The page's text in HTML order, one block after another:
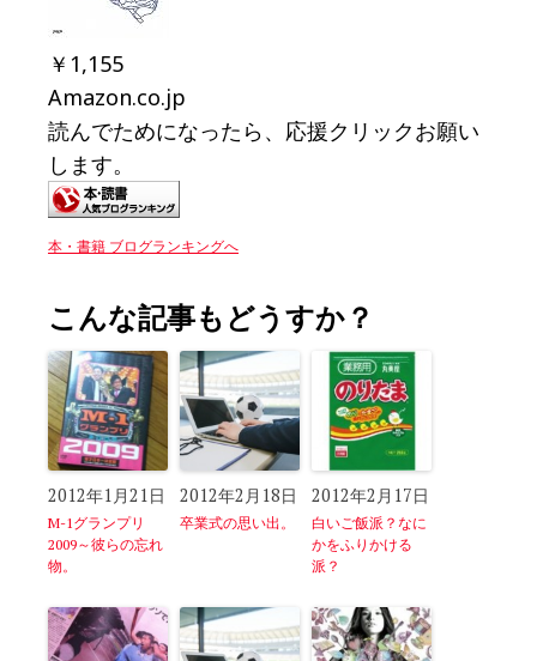
￥1,155
Amazon.co.jp
読んでためになったら、応援クリックお願い
します。
本・書籍 ブログランキングへ
こんな記事もどうすか？
2012年1月21日
M-1グランプリ
2009～彼らの忘れ
物。
2012年2月18日
卒業式の思い出。
2012年2月17日
白いご飯派？なに
かをふりかける
派？